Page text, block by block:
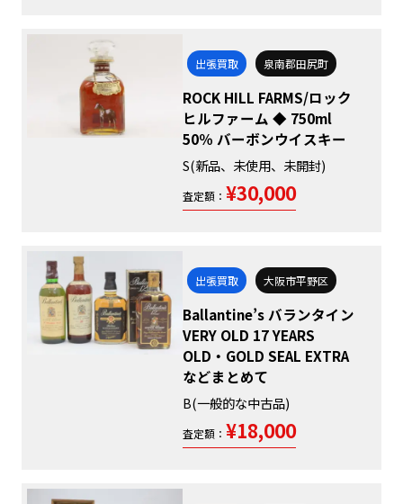
出張買取 泉南郡田尻町
ROCK HILL FARMS/ロック
ヒルファーム ◆ 750ml
50％ バーボンウイスキー
S(新品、未使用、未開封)
査定額： ¥30,000
出張買取 大阪市平野区
Ballantine’s バランタイン
VERY OLD 17 YEARS
OLD・GOLD SEAL EXTRA
などまとめて
B(一般的な中古品)
査定額： ¥18,000